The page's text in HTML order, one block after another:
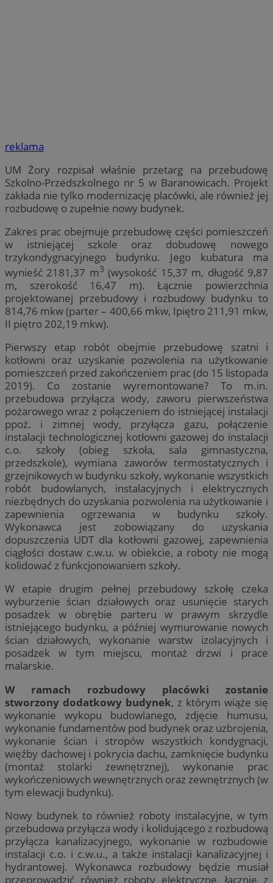
reklama
UM Żory rozpisał właśnie przetarg na przebudowę
Szkolno-Przedszkolnego nr 5 w Baranowicach. Projekt
zakłada nie tylko modernizację placówki, ale również jej
rozbudowę o zupełnie nowy budynek.
Zakres prac obejmuje przebudowę części pomieszczeń
w istniejącej szkole oraz dobudowę nowego
trzykondygnacyjnego budynku. Jego kubatura ma
wynieść 2181,37 m3 (wysokość 15,37 m, długość 9,87
m, szerokość 16,47 m). Łącznie powierzchnia
projektowanej przebudowy i rozbudowy budynku to
814,76 mkw (parter – 400,66 mkw, Ipiętro 211,91 mkw,
II piętro 202,19 mkw).
Pierwszy etap robót obejmie przebudowę szatni i
kotłowni oraz uzyskanie pozwolenia na użytkowanie
pomieszczeń przed zakończeniem prac (do 15 listopada
2019). Co zostanie wyremontowane? To m.in.
przebudowa przyłącza wody, zaworu pierwszeństwa
pożarowego wraz z połączeniem do istniejącej instalacji
ppoż. i zimnej wody, przyłącza gazu, połączenie
instalacji technologicznej kotłowni gazowej do instalacji
c.o. szkoły (obieg szkoła, sala gimnastyczna,
przedszkole), wymiana zaworów termostatycznych i
grzejnikowych w budynku szkoły, wykonanie wszystkich
robót budowlanych, instalacyjnych i elektrycznych
niezbędnych do uzyskania pozwolenia na użytkowanie i
zapewnienia ogrzewania w budynku szkoły.
Wykonawca jest zobowiązany do uzyskania
dopuszczenia UDT dla kotłowni gazowej, zapewnienia
ciągłości dostaw c.w.u. w obiekcie, a roboty nie mogą
kolidować z funkcjonowaniem szkoły.
W etapie drugim pełnej przebudowy szkołę czeka
wyburzenie ścian działowych oraz usunięcie starych
posadzek w obrębie parteru w prawym skrzydle
istniejącego budynku, a później wymurowanie nowych
ścian działowych, wykonanie warstw izolacyjnych i
posadzek w tym miejscu, montaż drzwi i prace
malarskie.
W ramach rozbudowy placówki zostanie
stworzony dodatkowy budynek, z którym wiąże się
wykonanie wykopu budowlanego, zdjęcie humusu,
wykonanie fundamentów pod budynek oraz uzbrojenia,
wykonanie ścian i stropów wszystkich kondygnacji,
więźby dachowej i pokrycia dachu, zamknięcie budynku
(montaż stolarki zewnętrznej), wykonanie prac
wykończeniowych wewnętrznych oraz zewnętrznych (w
tym elewacji budynku).
Nowy budynek to również roboty instalacyjne, w tym
przebudowa przyłącza wody i kolidującego z rozbudową
przyłącza kanalizacyjnego, wykonanie w rozbudowie
instalacji c.o. i c.w.u., a także instalacji kanalizacyjnej i
hydrantowej. Wykonawca rozbudowy będzie musiał
przeprowadzić również roboty elektryczne, łącznie z